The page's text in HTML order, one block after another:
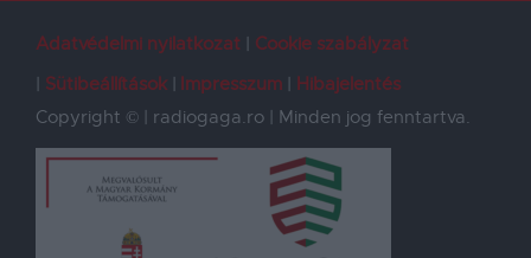
Adatvédelmi nyilatkozat
Cookie szabályzat
Sütibeállítások
Impresszum
Hibajelentés
Copyright © | radiogaga.ro | Minden jog fenntartva.